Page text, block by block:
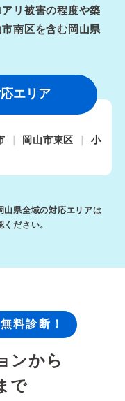
リ被害の程度や築
南区を含む岡山県
エリア
岡山市東区
小
山県全域の対応エリアは
ください。
料診断！
ンから
で